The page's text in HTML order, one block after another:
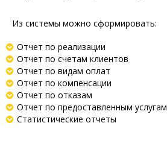
Из системы можно сформировать:
Отчет по реализации
Отчет по счетам клиентов
Отчет по видам оплат
Отчет по компенсации
Отчет по отказам
Отчет по предоставленным услугам
Статистические отчеты